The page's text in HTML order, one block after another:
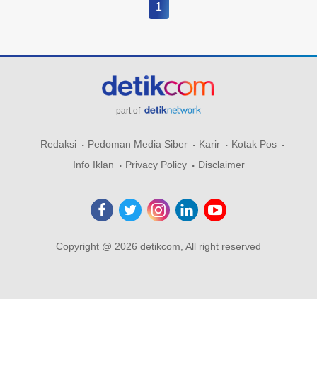
1
part of
Redaksi Pedoman Media Siber Karir
Kotak Pos
Info Iklan
Privacy Policy Disclaimer
Copyright @ 2026 detikcom, All right reserved